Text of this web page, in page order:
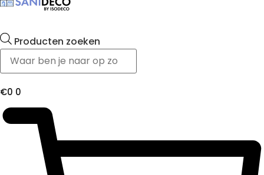
Producten zoeken
€0 0